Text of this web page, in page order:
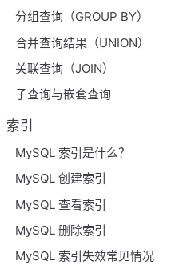
分组查询（GROUP BY）
合并查询结果（UNION）
关联查询（JOIN）
子查询与嵌套查询
索引
MySQL 索引是什么？
MySQL 创建索引
MySQL 查看索引
MySQL 删除索引
MySQL 索引失效常见情况